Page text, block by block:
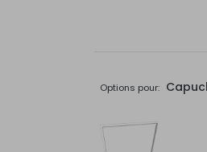
Options pour: